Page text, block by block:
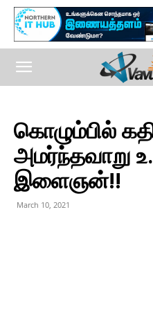
கொழும்பில்
அமர்ந்தவாறு
இளைஞன்!!
March 10, 2021